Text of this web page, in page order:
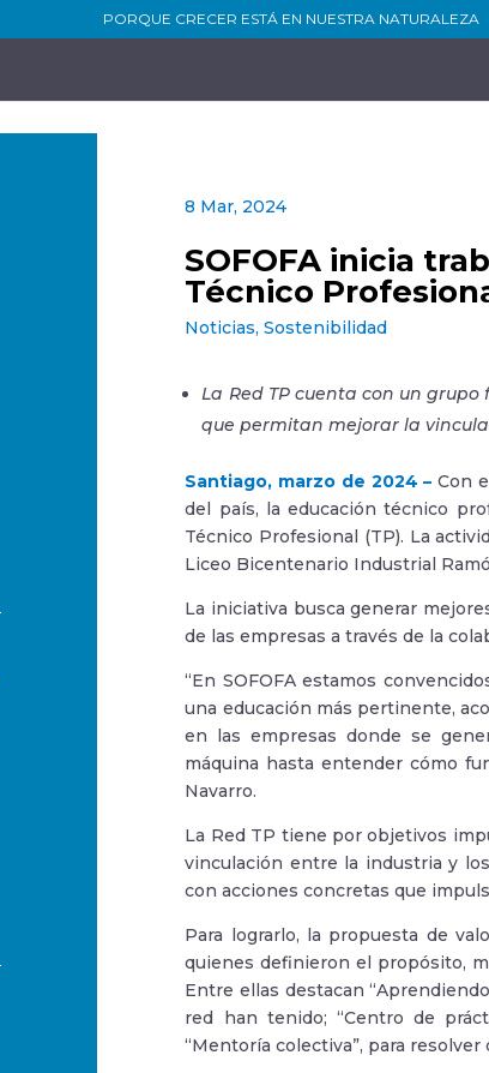
PORQUE CRECER ESTÁ EN NUESTRA NATURALEZA
8 Mar, 2024
SOFOFA inicia
Técnico
Noticias,Sostenibilidad
La Red TP cuenta con un
que permitan mejorar la
Santiago, marzo de 2024 – Con
del país, la educación técnico
Técnico Profesional (TP). La
Liceo Bicentenario Industrial
La iniciativa busca generar
de las empresas a través de la
“En SOFOFA estamos
una educación más pertinente,
en las empresas donde se
máquina hasta entender cómo
Navarro.
La Red TP tiene por objetivos
vinculación entre la industria y
con acciones concretas que
Para lograrlo, la propuesta de
quienes definieron el propósito,
Entre ellas destacan
red han tenido; “Centro de
“Mentoría colectiva”, para